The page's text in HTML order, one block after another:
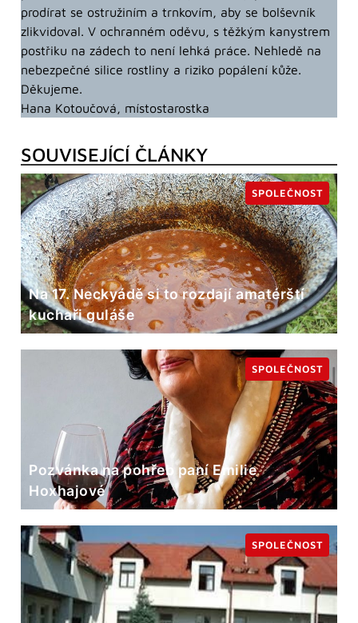
prodírat se ostružiním a trnkovím, aby se bolševník
zlikvidoval. V ochranném oděvu, s těžkým kanystrem
postřiku na zádech to není lehká práce. Nehledě na
nebezpečné silice rostliny a riziko popálení kůže.
Děkujeme.
Hana Kotoučová, místostarostka
SOUVISEJÍCÍ ČLÁNKY
Na 17. Neckyádě si to rozdají amatérští
kuchaři guláše
SPOLEČNOST
Pozvánka na pohřeb paní Emilie
Hoxhajové
SPOLEČNOST
SPOLEČNOST